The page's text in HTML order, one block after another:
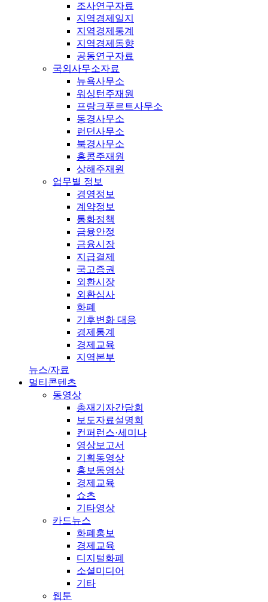
조사연구자료
지역경제일지
지역경제통계
지역경제동향
공동연구자료
국외사무소자료
뉴욕사무소
워싱턴주재원
프랑크푸르트사무소
동경사무소
런던사무소
북경사무소
홍콩주재원
상해주재원
업무별 정보
경영정보
계약정보
통화정책
금융안정
금융시장
지급결제
국고증권
외환시장
외환심사
화폐
기후변화 대응
경제통계
경제교육
지역본부
뉴스/자료
멀티콘텐츠
동영상
총재기자간담회
보도자료설명회
컨퍼런스·세미나
영상보고서
기획동영상
홍보동영상
경제교육
쇼츠
기타영상
카드뉴스
화폐홍보
경제교육
디지털화폐
소셜미디어
기타
웹툰